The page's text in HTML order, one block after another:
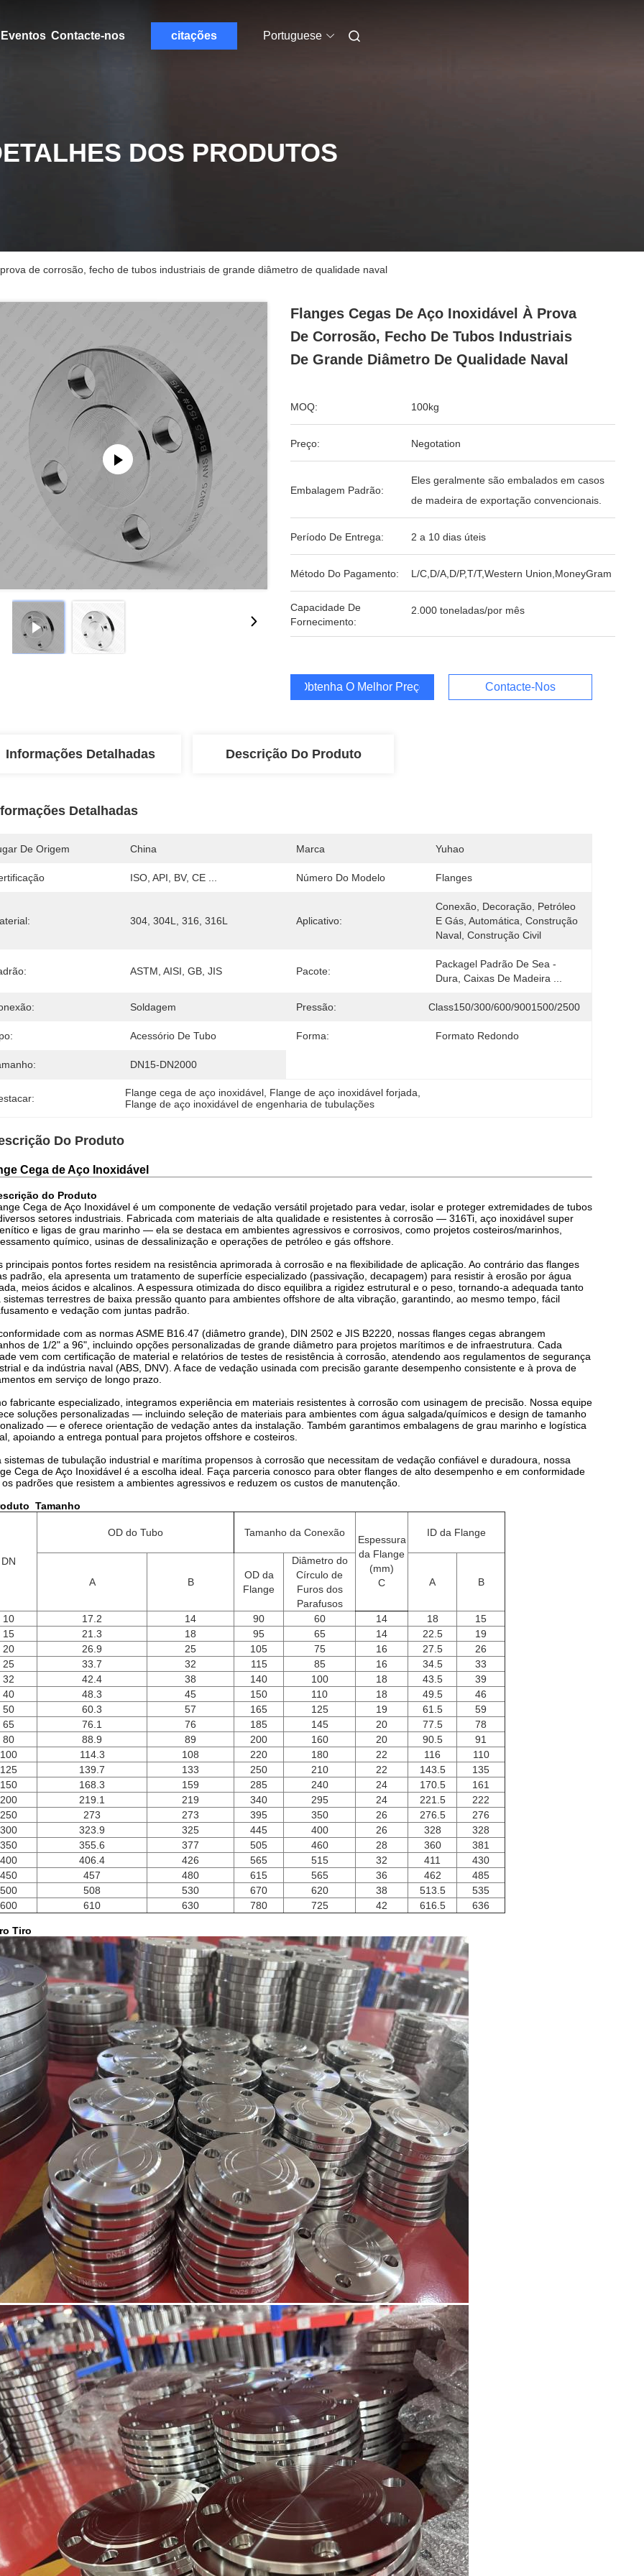
Eventos Contacte-nos citações Portuguese
DOS PRODUTOS
de corrosão, fecho de tubos industriais de grande diâmetro de qualidade naval
Flanges Cegas De Aço Inoxidável À Prova
De Corrosão, Fecho De Tubos Industriais
De Grande Diâmetro De Qualidade Naval
MOQ: 100kg
Preço: Negotation
Embalagem Padrão:
Eles geralmente são embalados em casos
de madeira de exportação convencionais.
Período De Entrega: 2 a 10 dias úteis
Método Do Pagamento: L/C,D/A,D/P,T/T,Western Union,MoneyGram
Capacidade De
Fornecimento:
2.000 toneladas/por mês
Obtenha O Melhor Preço Contacte-Nos
Informações Detalhadas Descrição Do Produto
Detalhadas
De Origem China Marca Yuhao
ISO, API, BV, CE ... Número Do Modelo Flanges
304, 304L, 316, 316L Aplicativo:
Conexão, Decoração, Petróleo
E Gás, Automática, Construção
Naval, Construção Civil
ASTM, AISI, GB, JIS Pacote:
Packagel Padrão De Sea -
Dura, Caixas De Madeira ...
Soldagem Pressão: Class150/300/600/9001500/2500
Acessório De Tubo Forma: Formato Redondo
DN15-DN2000
Flange cega de aço inoxidável Flange de aço inoxidável forjada
Flange de aço inoxidável de engenharia de tubulações
Do Produto
Cega de Aço Inoxidável
do Produto
Cega de Aço Inoxidável é um componente de vedação versátil projetado para vedar, isolar e proteger extremidades de tubos
setores industriais. Fabricada com materiais de alta qualidade e resistentes à corrosão — 316Ti, aço inoxidável super
e ligas de grau marinho — ela se destaca em ambientes agressivos e corrosivos, como projetos costeiros/marinhos,
químico, usinas de dessalinização e operações de petróleo e gás offshore.
principais pontos fortes residem na resistência aprimorada à corrosão e na flexibilidade de aplicação. Ao contrário das flanges
padrão, ela apresenta um tratamento de superfície especializado (passivação, decapagem) para resistir à erosão por água
meios ácidos e alcalinos. A espessura otimizada do disco equilibra a rigidez estrutural e o peso, tornando-a adequada tanto
sistemas terrestres de baixa pressão quanto para ambientes offshore de alta vibração, garantindo, ao mesmo tempo, fácil
e vedação com juntas padrão.
com as normas ASME B16.47 (diâmetro grande), DIN 2502 e JIS B2220, nossas flanges cegas abrangem
de 1/2" a 96", incluindo opções personalizadas de grande diâmetro para projetos marítimos e de infraestrutura. Cada
vem com certificação de material e relatórios de testes de resistência à corrosão, atendendo aos regulamentos de segurança
e da indústria naval (ABS, DNV). A face de vedação usinada com precisão garante desempenho consistente e à prova de
em serviço de longo prazo.
fabricante especializado, integramos experiência em materiais resistentes à corrosão com usinagem de precisão. Nossa equipe
soluções personalizadas — incluindo seleção de materiais para ambientes com água salgada/químicos e design de tamanho
— e oferece orientação de vedação antes da instalação. Também garantimos embalagens de grau marinho e logística
apoiando a entrega pontual para projetos offshore e costeiros.
sistemas de tubulação industrial e marítima propensos à corrosão que necessitam de vedação confiável e duradoura, nossa
Cega de Aço Inoxidável é a escolha ideal. Faça parceria conosco para obter flanges de alto desempenho e em conformidade
padrões que resistem a ambientes agressivos e reduzem os custos de manutenção.
Tamanho
DN
OD do Tubo Tamanho da Conexão
Espessura
da Flange
(mm)
C
ID da Flange
A B
OD da
Flange
Diâmetro do
Círculo de
Furos dos
Parafusos
A B
10 17.2 14 90 60 14 18
15
15
21.3 18 95 65 14 22.5
19
20
26.9 25 105 75 16 27.5
26
25
33.7 32 115 85 16 34.5
33
32
42.4 38 140 100 18 43.5
39
40
48.3 45 150 110 18 49.5
46
50
60.3 57 165 125 19 61.5
59
65
76.1 76 185 145 20 77.5
78
80
88.9 89 200 160 20 90.5
91
100
114.3 108 220 180 22 116
110
125
139.7 133 250 210 22 143.5
135
150
168.3 159 285 240 24 170.5
161
200
219.1 219 340 295 24 221.5
222
250
273 273 395 350 26 276.5
276
300
323.9 325 445 400 26 328
328
350
355.6 377 505 460 28 360
381
400
406.4 426 565 515 32 411
430
450
457 480 615 565 36 462
485
500
508 530 670 620 38 513.5
535
600
610 630 780 725 42 616.5 636
Tiro